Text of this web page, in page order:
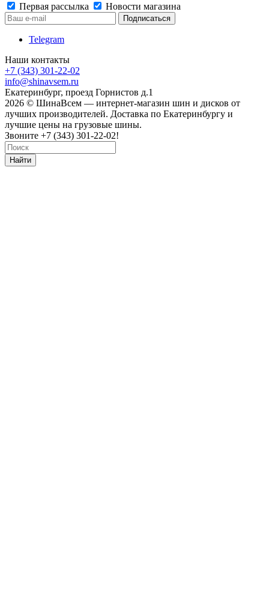
Первая рассылка
Новости магазина
Telegram
Наши контакты
+7 (343) 301-22-02
info@shinavsem.ru
Екатеринбург, проезд Горнистов д.1
2026 © ШинаВсем — интернет-магазин шин и дисков от
лучших производителей. Доставка по Екатеринбургу и
лучшие цены на грузовые шины.
Звоните +7 (343) 301-22-02!
Найти